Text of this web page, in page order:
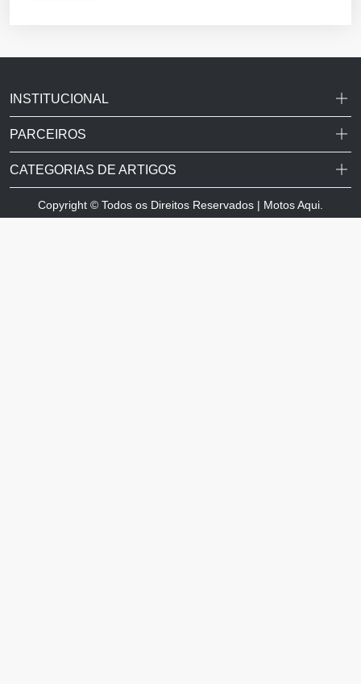
INSTITUCIONAL
PARCEIROS
CATEGORIAS DE ARTIGOS
Copyright © Todos os Direitos Reservados | Motos Aqui.